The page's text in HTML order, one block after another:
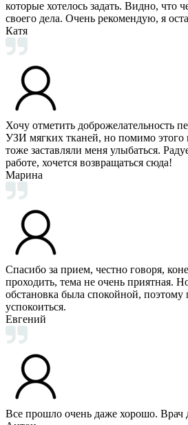
которые хотелось задать. Видно, что
своего дела. Очень рекомендую, я
Катя
Хочу отметить доброжелательность
УЗИ мягких тканей, но помимо этого
тоже заставляли меня улыбаться.
работе, хочется возвращаться сюда!
Марина
Спасибо за прием, честно говоря,
проходить, тема не очень приятная.
обстановка была спокойной, поэтому
успокоиться.
Евгений
Все прошло очень даже хорошо. Врач